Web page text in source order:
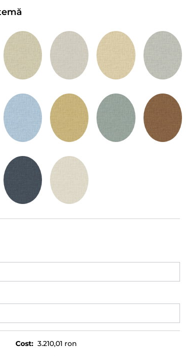
Cost: 3.210,01 ron